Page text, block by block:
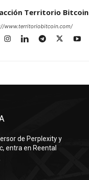
Territorio Bitcoin
www.territoriobitcoin.com/
de Perplexity y
entra en Reental